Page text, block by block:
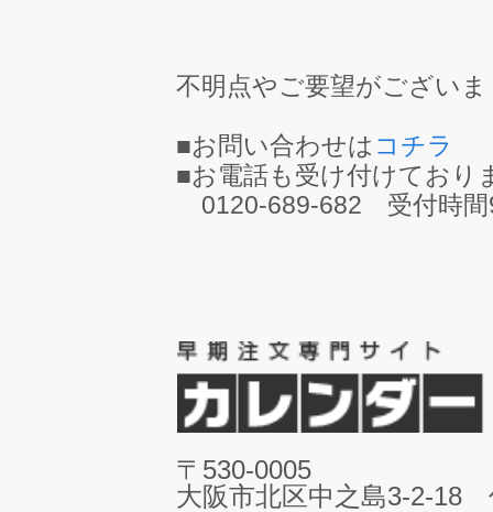
不明点やご要望がござい
■お問い合わせは コチラ
■お電話も受け付けており
0120-689-682 受付時間
〒530-0005
大阪市北区中之島3-2-18